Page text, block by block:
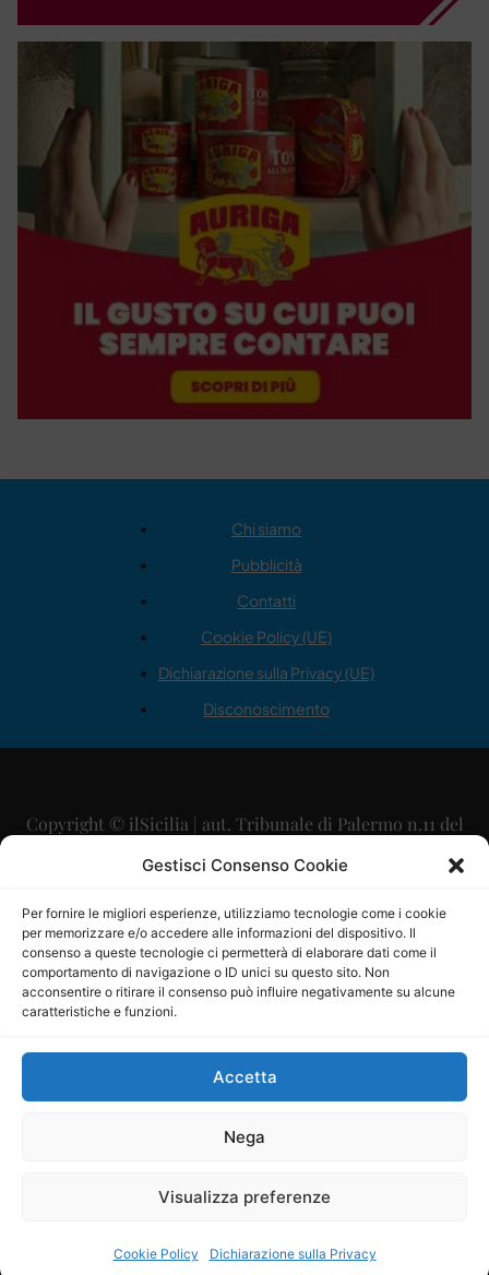
Gestisci Consenso Cookie
Per fornire le migliori esperienze, utilizziamo tecnologie come i cookie
per memorizzare e/o accedere alle informazioni del dispositivo. Il
consenso a queste tecnologie ci permetterà di elaborare dati come il
comportamento di navigazione o ID unici su questo sito. Non
acconsentire o ritirare il consenso può influire negativamente su alcune
caratteristiche e funzioni.
Accetta
Nega
Visualizza preferenze
Cookie Policy Dichiarazione sulla Privacy
Chi siamo
Pubblicità
Contatti
Cookie Policy (UE)
Dichiarazione sulla Privacy (UE)
Disconoscimento
Copyright © ilSicilia | aut. Tribunale di Palermo n.11 del
29/09/2015
Direttore Editoriale: Maurizio Scaglione
Direttore Responsabile: Maria Calabrese
P.IVA: 06334930820
Mercurio Comunicazione Società Cooperativa a r.l. è
iscritta al Registro degli Operatori di Comunicazione al
Sito gestito daLa Digitale srl–info@ladigitale.it